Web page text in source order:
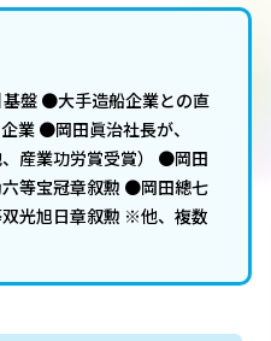
盤 ●大手造船企業との直
業 ●岡田眞治社長が、
産業功労賞受賞） ●岡田
等宝冠章叙勲 ●岡田總七
光旭日章叙勲 ※他、複数